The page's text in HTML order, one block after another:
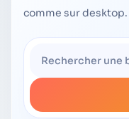
comme sur desktop.